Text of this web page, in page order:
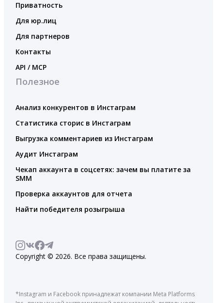
Приватность
Для юр.лиц
Для партнеров
Контакты
API / MCP
Полезное
Анализ конкурентов в Инстаграм
Статистика сторис в Инстаграм
Выгрузка комментариев из Инстаграм
Аудит Инстаграм
Чекап аккаунта в соцсетях: зачем вы платите за
SMM
Проверка аккаунтов для отчета
Найти победителя розыгрыша
Copyright © 2026. Все права защищены.
*Instagram и Facebook принадлежат компании Meta Platforms